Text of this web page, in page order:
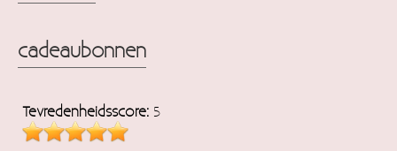
cadeaubonnen
Tevredenheidsscore: 5